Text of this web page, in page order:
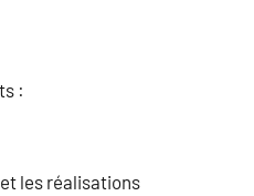
:
les réalisations